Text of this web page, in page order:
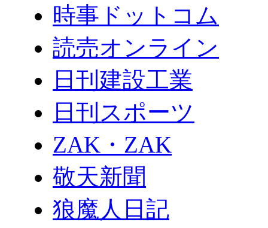
時事ドットコム
読売オンライン
日刊建設工業
日刊スポーツ
ZAK・ZAK
敬天新聞
狼魔人日記